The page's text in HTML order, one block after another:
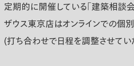
定期的に開催している「建築相談
ザウス東京店はオンラインでの個
(打ち合わせで日程を調整させて